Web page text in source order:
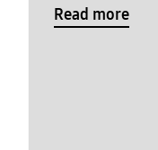
Read more